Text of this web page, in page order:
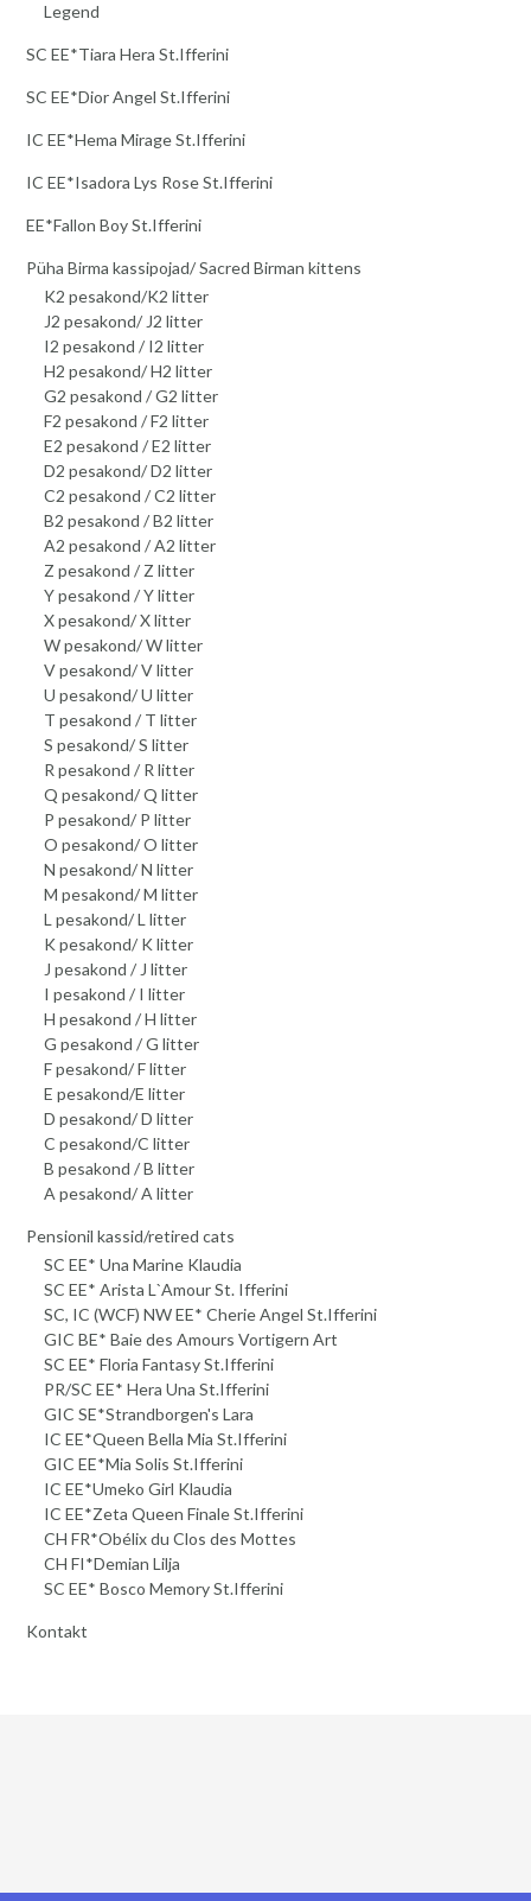
Legend
SC EE*Tiara Hera St.Ifferini
SC EE*Dior Angel St.Ifferini
IC EE*Hema Mirage St.Ifferini
IC EE*Isadora Lys Rose St.Ifferini
EE*Fallon Boy St.Ifferini
Püha Birma kassipojad/ Sacred Birman kittens
K2 pesakond/K2 litter
J2 pesakond/ J2 litter
I2 pesakond / I2 litter
H2 pesakond/ H2 litter
G2 pesakond / G2 litter
F2 pesakond / F2 litter
E2 pesakond / E2 litter
D2 pesakond/ D2 litter
C2 pesakond / C2 litter
B2 pesakond / B2 litter
A2 pesakond / A2 litter
Z pesakond / Z litter
Y pesakond / Y litter
X pesakond/ X litter
W pesakond/ W litter
V pesakond/ V litter
U pesakond/ U litter
T pesakond / T litter
S pesakond/ S litter
R pesakond / R litter
Q pesakond/ Q litter
P pesakond/ P litter
O pesakond/ O litter
N pesakond/ N litter
M pesakond/ M litter
L pesakond/ L litter
K pesakond/ K litter
J pesakond / J litter
I pesakond / I litter
H pesakond / H litter
G pesakond / G litter
F pesakond/ F litter
E pesakond/E litter
D pesakond/ D litter
C pesakond/C litter
B pesakond / B litter
A pesakond/ A litter
Pensionil kassid/retired cats
SC EE* Una Marine Klaudia
SC EE* Arista L`Amour St. Ifferini
SC, IC (WCF) NW EE* Cherie Angel St.Ifferini
GIC BE* Baie des Amours Vortigern Art
SC EE* Floria Fantasy St.Ifferini
PR/SC EE* Hera Una St.Ifferini
GIC SE*Strandborgen's Lara
IC EE*Queen Bella Mia St.Ifferini
GIC EE*Mia Solis St.Ifferini
IC EE*Umeko Girl Klaudia
IC EE*Zeta Queen Finale St.Ifferini
CH FR*Obélix du Clos des Mottes
CH FI*Demian Lilja
SC EE* Bosco Memory St.Ifferini
Kontakt